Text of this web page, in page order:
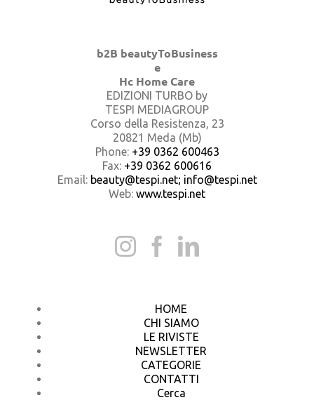
b2B beautyToBusiness
e
Hc Home Care
EDIZIONI TURBO by
TESPI MEDIAGROUP
Corso della Resistenza, 23
20821 Meda (Mb)
Phone: +39 0362 600463
Fax: +39 0362 600616
Email: beauty@tespi.net; info@tespi.net
Web: www.tespi.net
HOME
CHI SIAMO
LE RIVISTE
NEWSLETTER
CATEGORIE
CONTATTI
Cerca